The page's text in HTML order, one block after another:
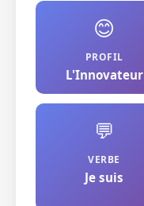
😊
PROFIL
L'Innovateur
💬
VERBE
Je suis